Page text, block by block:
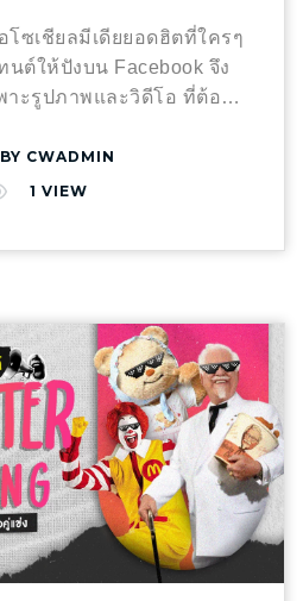
ปญ Influencer Marketing
ง แคมเปญ Influencer
กหลายรูปแบบ และแต่ละ
นด์ (Brand Awareness
ลักจะวัดจาก จำนวนการเข้า
Mentions), และการ
กจะเน้นไปที่ ยอดขายที่เพิ่ม
มูลค่าการสั่งซื้อเฉลี่ย,
ได้โดยตรงจากยอดขาย
ROI อาจวัดจาก
Rate), จำนวน
นการแชร์, และการเติบโต
มเปญโปรโมทคอนเทนต์:
วนการคลิก, จำนวนการเข้า
ใช้บนเว็บไซต์, และจำนวน
งความเข้าใจ การเปรียบ
แบบอื่น ประเภท Introvert
Marketing (แบบดั้งเดิม)
องมือหลัก บทความ, Email,
ฆษณา, Influencer, Viral
ความเชื่อใจ การขาย การ
มเปญเร็วแรง Introver
บใคร? แบรนด์ที่ขายสินค้า
าย” หรือ “ทำความเข้าใจ”
าน+, โปรแกรม coaching,
เป้าหมายที่ “ไม่ชอบถูกขาย”
น introvert, smart buyer,
โดยรวมแล้ว introvert
ไปที่การสร้างประสบการณ์ที่
ยและสามารถตัดสินใจได้
โซเชียลมีเดียยอดฮิตที่ใครๆ
นต์ให้ปังบน Facebook จึง
าะรูปภาพและวิดีโอ ที่ต้อง
เดตขนาดรูปภาพอยู่เรื่อยๆ
นต์ของคุณตกยุค! Content
Pages Experience มาให้
ม้แต่การ์ตูนสั้นๆ อัลบั้มแนว
เนื้อหาได้อย่างเป็นระเบียบ
ายตา – จัดวางภาพหน้าปก
ป็นตัวดึงดูดความสนใจ เช่น
ภาพตัวละครหลัก หรือภาพ
รูปที่แนะนำ: 1+2: เหมาะ
อหาสั้นๆ กระชับ รูปปก:
เน้นความสูงของภาพ รูป
px (1:1) แสดงรายละเอียด
BY CWADMIN
1 VIEW